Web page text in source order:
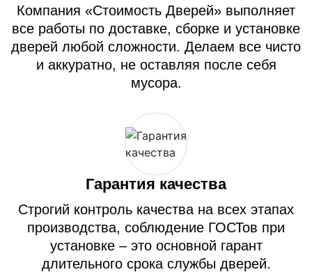
Компания «Стоимость Дверей» выполняет
все работы по доставке, сборке и установке
дверей любой сложности. Делаем все чисто
и аккуратно, не оставляя после себя
мусора.
Гарантия качества
Строгий контроль качества на всех этапах
производства, соблюдение ГОСТов при
установке – это основной гарант
длительного срока службы дверей.